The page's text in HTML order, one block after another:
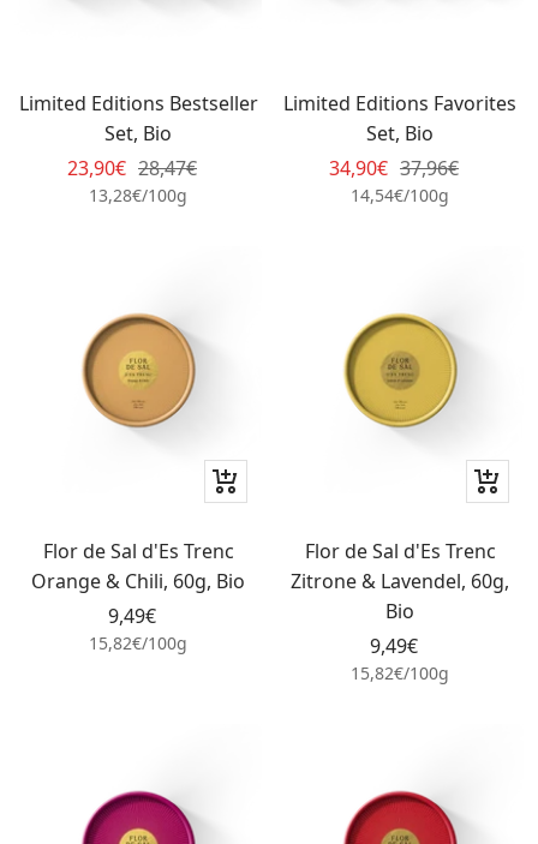
Limited Editions Bestseller
Set, Bio
Angebotspreis
23,90€ Regulärer
Preis
28,47€
13,28€/100g
Limited Editions Favorites
Set, Bio
Angebotspreis
34,90€ Regulärer
Preis
37,96€
14,54€/100g
In
den
Warenkorb
Flor de Sal d'Es Trenc
Orange & Chili, 60g, Bio
Angebotspreis
9,49€
15,82€/100g
In
den
Flor de Sal d'Es Trenc
Zitrone & Lavendel, 60g,
Bio
Angebotspreis
9,49€
15,82€/100g